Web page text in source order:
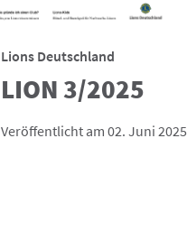
Lions Deutschland
LION 3/2025
Veröffentlicht am 02. Juni 2025